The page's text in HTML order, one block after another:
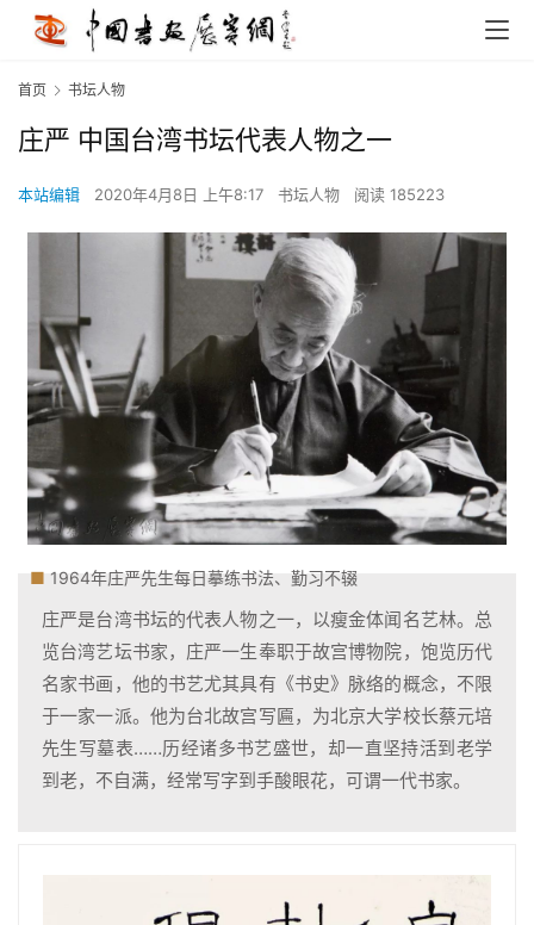
首页 书坛人物
庄严 中国台湾书坛代表人物之一
本站编辑 2020年4月8日 上午8:17 书坛人物 阅读 185223
■ 1964年庄严先生每日摹练书法、勤习不辍
庄严是台湾书坛的代表人物之一，以瘦金体闻名艺林。总
览台湾艺坛书家，庄严一生奉职于故宫博物院，饱览历代
名家书画，他的书艺尤其具有《书史》脉络的概念，不限
于一家一派。他为台北故宫写匾，为北京大学校长蔡元培
先生写墓表……历经诸多书艺盛世， 却一直坚持活到老学
到老，不自满，经常写字到手酸眼花，可谓一代书家。